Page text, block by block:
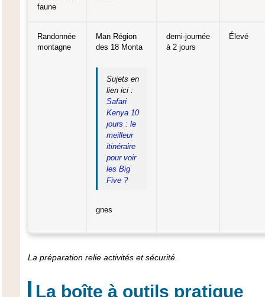
faune
Randonnée
montagne
Man Région
des 18 Monta
Sujets en
lien ici :
Safari
Kenya 10
jours : le
meilleur
itinéraire
pour voir
les Big
Five ?
gnes
demi‑journée
à 2 jours
Élevé
La préparation relie activités et sécurité.
La boîte à outils pratique